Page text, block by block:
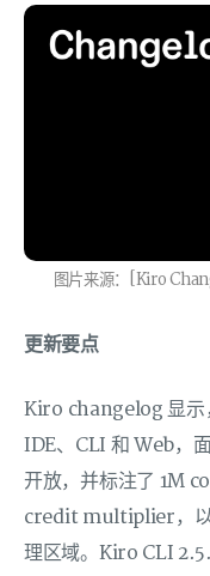
图片来源：[Kiro
更新要点
Kiro changelog 显示
IDE、CLI 和 Web，
开放，并标注了 1M
credit multiplier，
理区域。Kiro CLI